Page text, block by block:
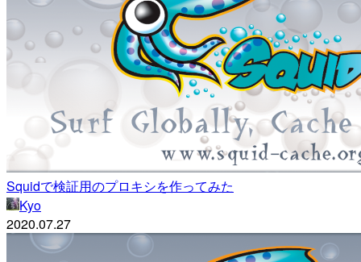
Squidで検証用のプロキシを作ってみた
Kyo
2020.07.27